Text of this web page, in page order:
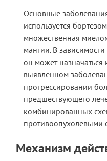
Основные
используется
множественная
мантии. В
он может
выявленном
прогрессировании
предшествующего
комбинированных
противоопухолевыми
Механизм